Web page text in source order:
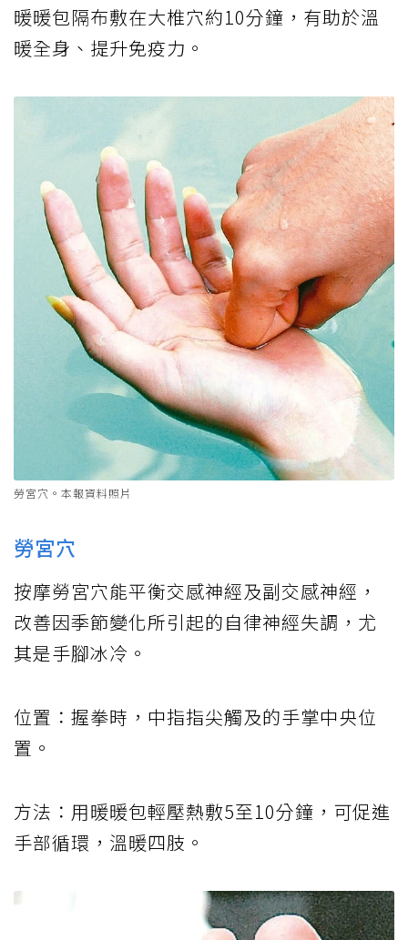
暖暖包隔布敷在大椎穴約10分鐘，有助於溫
暖全身、提升免疫力。
勞宮穴。本報資料照片
勞宮穴
按摩勞宮穴能平衡交感神經及副交感神經，
改善因季節變化所引起的自律神經失調，尤
其是手腳冰冷。
位置：握拳時，中指指尖觸及的手掌中央位
置。
方法：用暖暖包輕壓熱敷5至10分鐘，可促進
手部循環，溫暖四肢。